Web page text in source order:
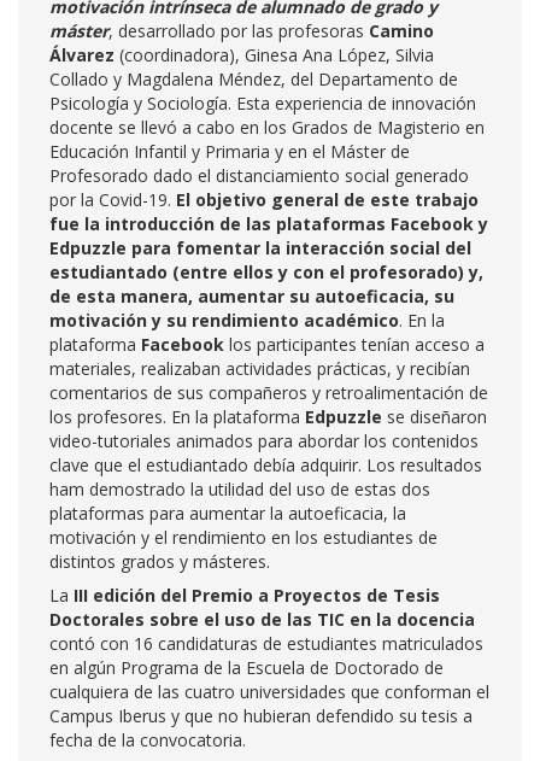
motivación intrínseca de alumnado de grado y
máster, desarrollado por las profesoras Camino
Álvarez (coordinadora), Ginesa Ana López, Silvia
Collado y Magdalena Méndez, del Departamento de
Psicología y Sociología. Esta experiencia de innovación
docente se llevó a cabo en los Grados de Magisterio en
Educación Infantil y Primaria y en el Máster de
Profesorado dado el distanciamiento social generado
por la Covid-19. El objetivo general de este trabajo
fue la introducción de las plataformas Facebook y
Edpuzzle para fomentar la interacción social del
estudiantado (entre ellos y con el profesorado) y,
de esta manera, aumentar su autoeficacia, su
motivación y su rendimiento académico. En la
plataforma Facebook los participantes tenían acceso a
materiales, realizaban actividades prácticas, y recibían
comentarios de sus compañeros y retroalimentación de
los profesores. En la plataforma Edpuzzle se diseñaron
video-tutoriales animados para abordar los contenidos
clave que el estudiantado debía adquirir. Los resultados
ham demostrado la utilidad del uso de estas dos
plataformas para aumentar la autoeficacia, la
motivación y el rendimiento en los estudiantes de
distintos grados y másteres.
La III edición del Premio a Proyectos de Tesis
Doctorales sobre el uso de las TIC en la docencia
contó con 16 candidaturas de estudiantes matriculados
en algún Programa de la Escuela de Doctorado de
cualquiera de las cuatro universidades que conforman el
Campus Iberus y que no hubieran defendido su tesis a
fecha de la convocatoria.